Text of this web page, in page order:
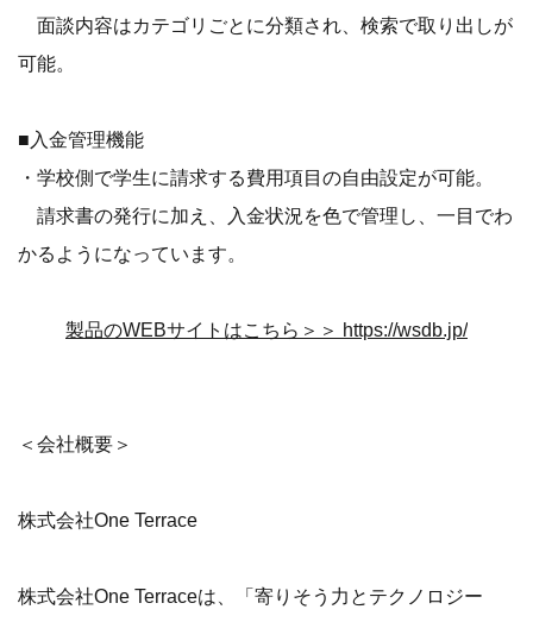
面談内容はカテゴリごとに分類され、検索で取り出しが
可能。
■入金管理機能
・学校側で学生に請求する費用項目の自由設定が可能。
請求書の発行に加え、入金状況を色で管理し、一目でわ
かるようになっています。
製品のWEBサイトはこちら＞＞ https://wsdb.jp/
＜会社概要＞
株式会社One Terrace
株式会社One Terraceは、「寄りそう力とテクノロジー